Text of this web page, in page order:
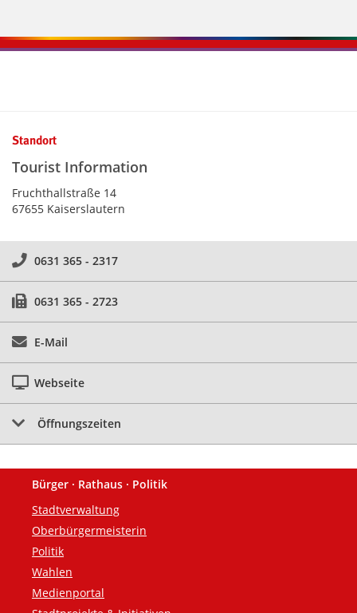
Standort
Tourist Information
Fruchthallstraße 14
67655 Kaiserslautern
0631 365 - 2317
0631 365 - 2723
E-Mail
Webseite
Öffnungszeiten
Fußzeile
Bürger · Rathaus · Politik
Stadtverwaltung
Oberbürgermeisterin
Politik
Wahlen
Medienportal